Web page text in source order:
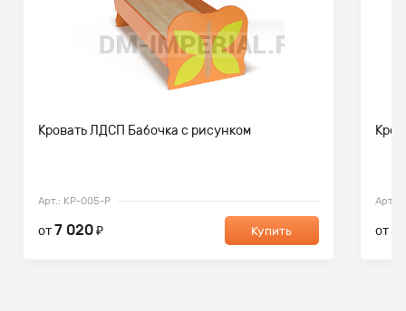
Кровать ЛДСП Бабочка с рисунком
Арт.: КР-005-Р
от7 020₽ Купить
Арт.:
от